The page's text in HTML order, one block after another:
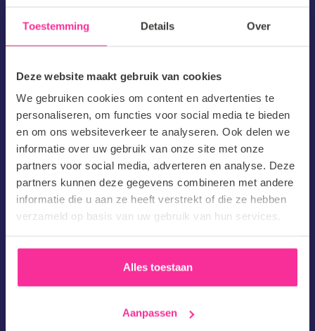
Toestemming Details Over
Deze website maakt gebruik van cookies
We gebruiken cookies om content en advertenties te
personaliseren, om functies voor social media te bieden
en om ons websiteverkeer te analyseren. Ook delen we
informatie over uw gebruik van onze site met onze
partners voor social media, adverteren en analyse. Deze
partners kunnen deze gegevens combineren met andere
informatie die u aan ze heeft verstrekt of die ze hebben
verzameld op basis van uw gebruik van hun services.
Alles toestaan
Aanpassen
Barnes gaat ten alle tijden strikt om met persoonsgegevens
en zal deze nooit delen met 3en